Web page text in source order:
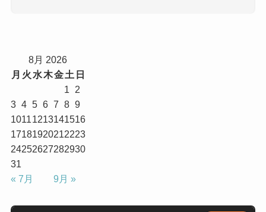
8月 2026
月 火 水木金土 日
1
2
3 4 5 6 7 8 9
10111213141516
17181920212223
24252627282930
31
« 7月
9月 »